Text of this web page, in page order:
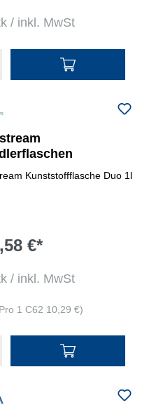
/ inkl. MwSt
Kunststoffflasche Duo 1l
€*
/ inkl. MwSt
1 C62 10,29 €)